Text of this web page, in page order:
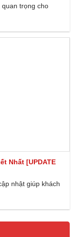
quan trọng cho
Nhất [UPDATE
nhật giúp khách